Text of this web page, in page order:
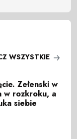
WSZYSTKIE
Zełenski w
w rozkroku, a
siebie